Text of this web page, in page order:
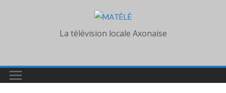
La télévision locale Axonaise